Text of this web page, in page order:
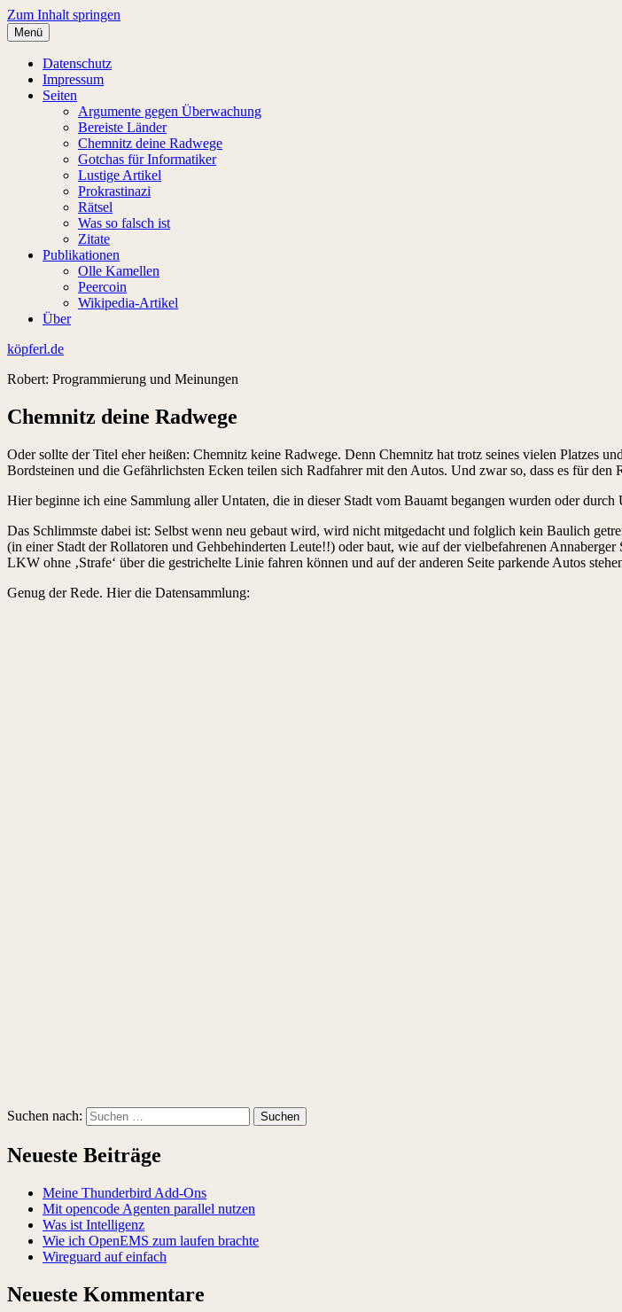
Zum Inhalt springen
Menü
Datenschutz
Impressum
Seiten
Argumente gegen Überwachung
Bereiste Länder
Chemnitz deine Radwege
Gotchas für Informatiker
Lustige Artikel
Prokrastinazi
Rätsel
Was so falsch ist
Zitate
Publikationen
Olle Kamellen
Peercoin
Wikipedia-Artikel
Über
köpferl.de
Robert: Programmierung und Meinungen
Chemnitz deine Radwege
Oder sollte der Titel eher heißen: Chemnitz keine Radwege. Denn Chemnitz hat trotz seines vielen Platzes
Bordsteinen und die Gefährlichsten Ecken teilen sich Radfahrer mit den Autos. Und zwar so, dass es für den
Hier beginne ich eine Sammlung aller Untaten, die in dieser Stadt vom Bauamt begangen wurden oder
Das Schlimmste dabei ist: Selbst wenn neu gebaut wird, wird nicht mitgedacht und folglich kein Baulich
(in einer Stadt der Rollatoren und Gehbehinderten Leute!!) oder baut, wie auf der vielbefahrenen
LKW ohne ‚Strafe‘ über die gestrichelte Linie fahren können und auf der anderen Seite parkende Autos
Genug der Rede. Hier die Datensammlung:
Suchen nach:
Neueste Beiträge
Meine Thunderbird Add-Ons
Mit opencode Agenten parallel nutzen
Was ist Intelligenz
Wie ich OpenEMS zum laufen brachte
Wireguard auf einfach
Neueste Kommentare